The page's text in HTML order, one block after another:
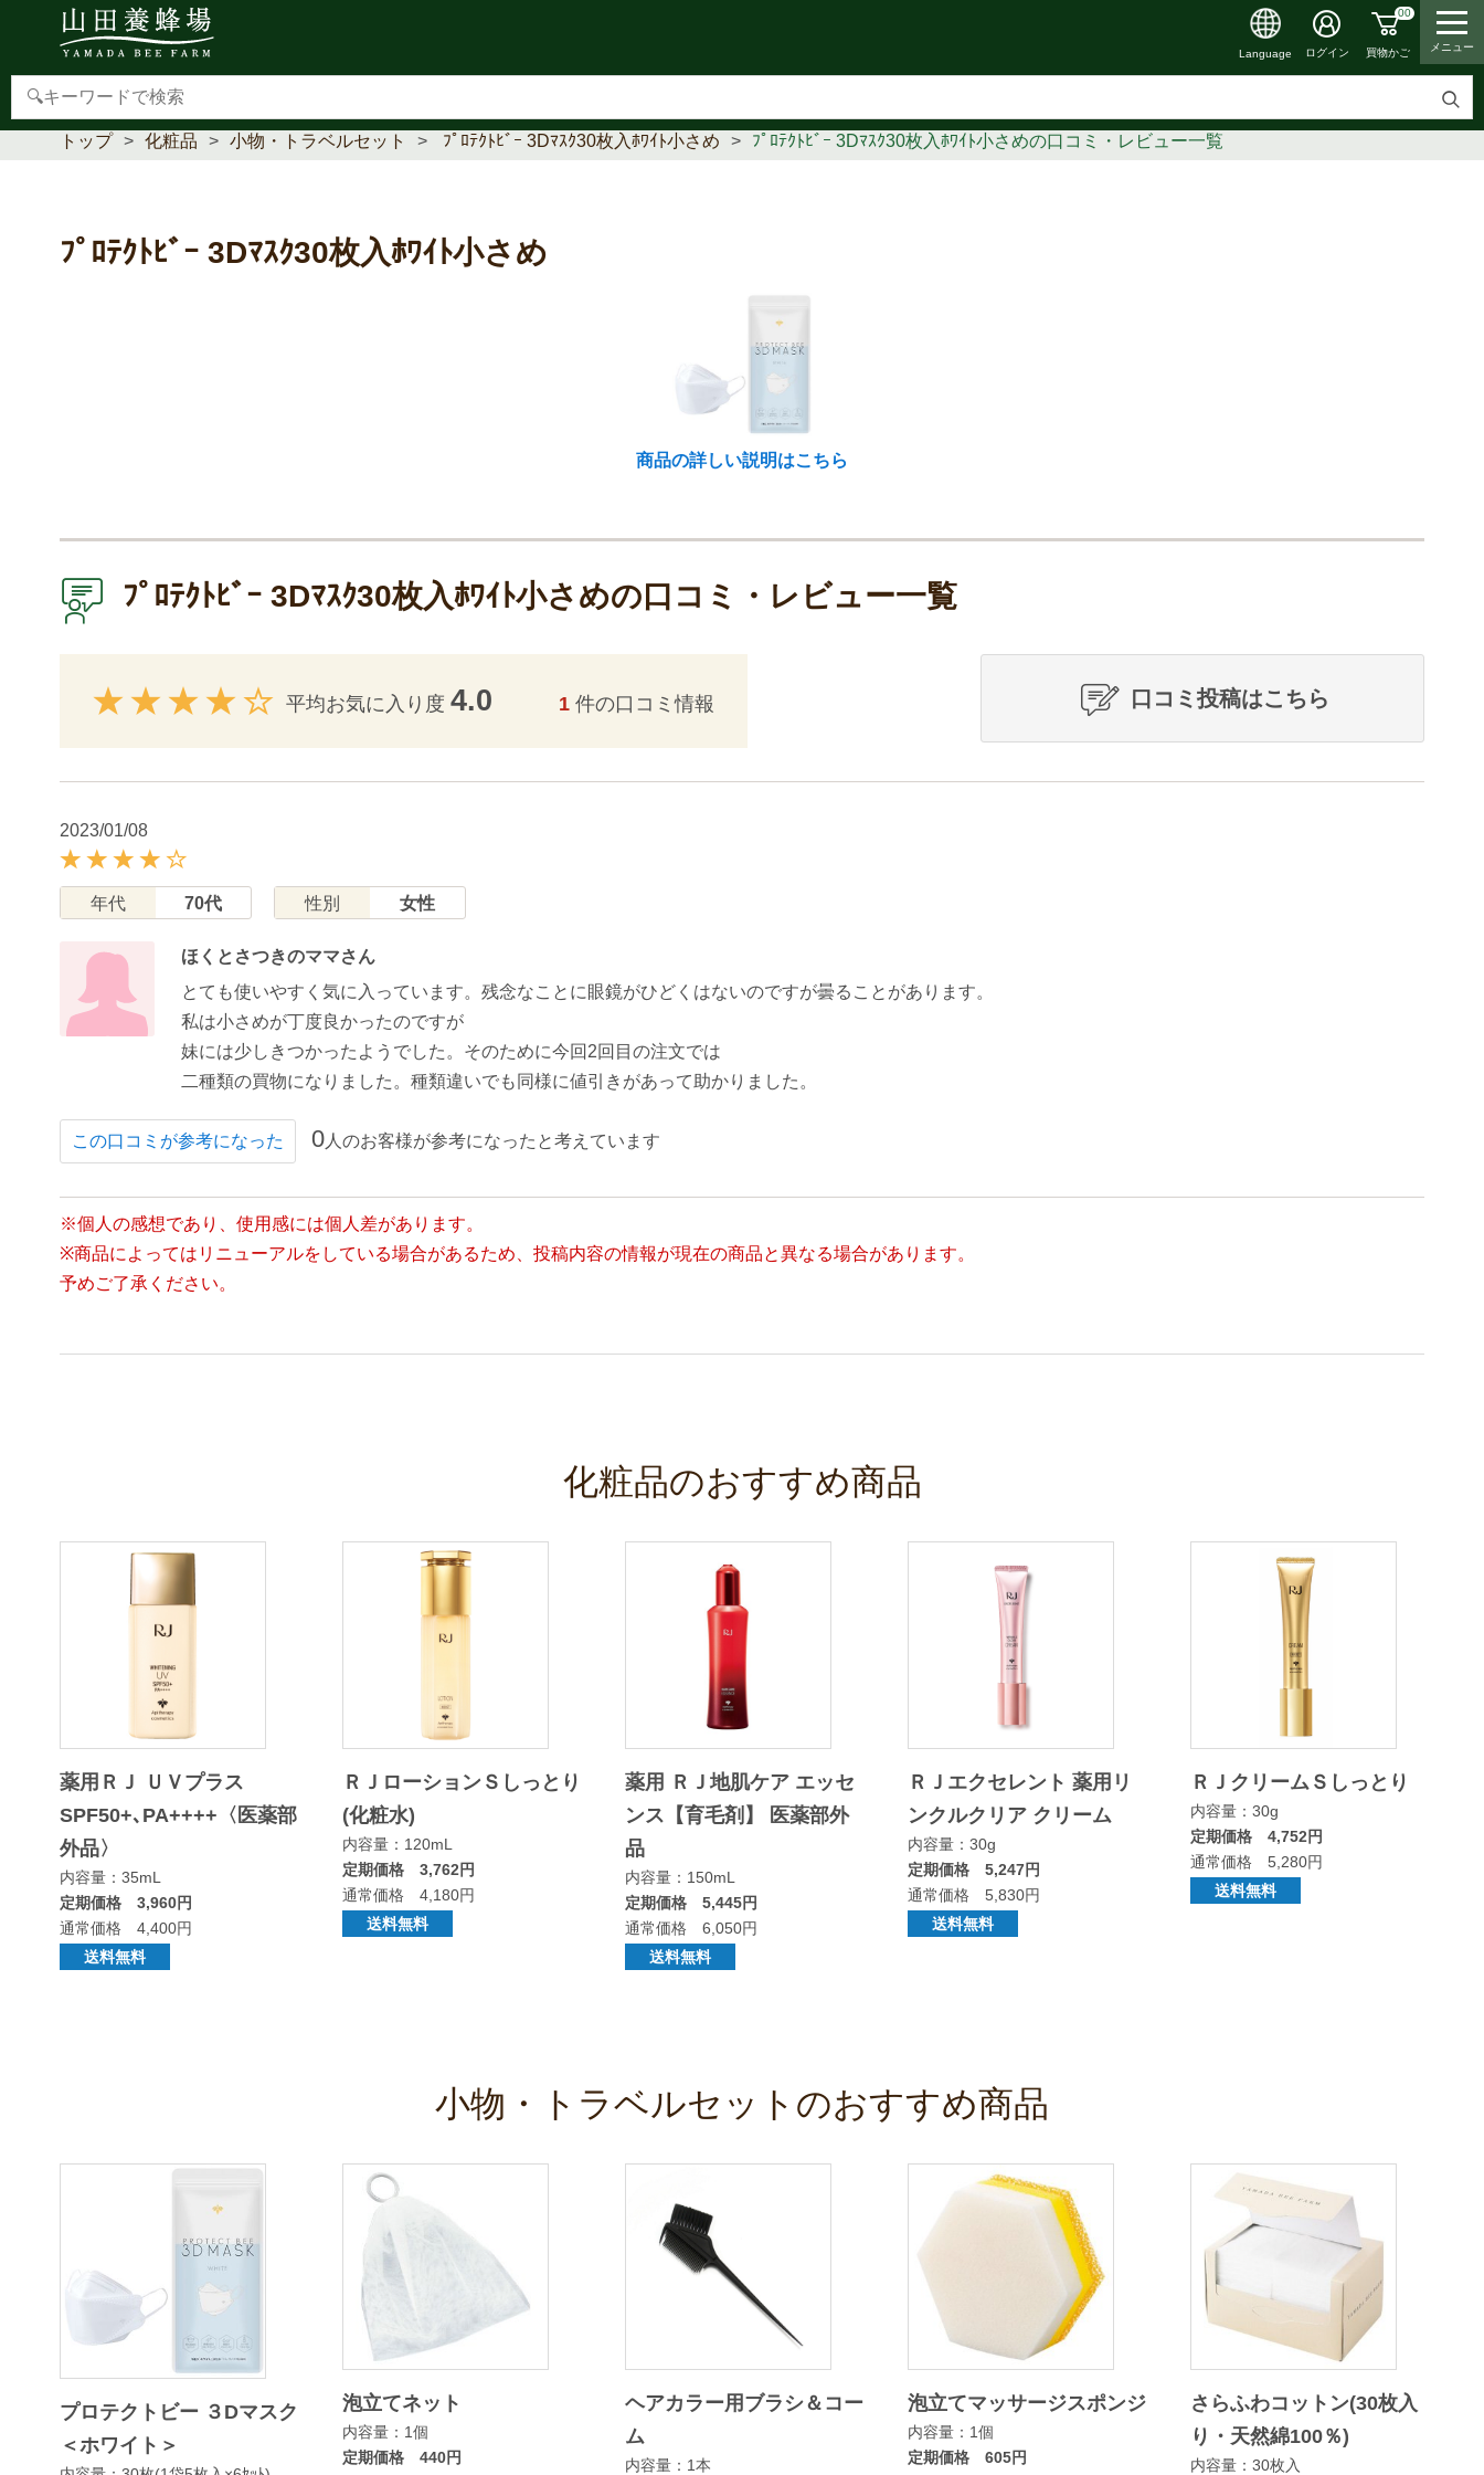
検
Language ログイン
00
買物かご メニュー
【重要】本人認証サービス(3Dセキュア2.0)導入のお知らせ
トップ 化粧品 小物・トラベルセット ﾌﾟﾛﾃｸﾄﾋﾞｰ 3Dﾏｽｸ30枚入ﾎﾜｲﾄ小さめ ﾌﾟﾛﾃｸﾄﾋﾞｰ 3Dﾏｽｸ30枚入ﾎﾜｲﾄ小さめの口コミ・レビュー一覧
ﾌﾟﾛﾃｸﾄﾋﾞｰ 3Dﾏｽｸ30枚入ﾎﾜｲﾄ小さめ
商品の詳しい説明はこちら
ﾌﾟﾛﾃｸﾄﾋﾞｰ 3Dﾏｽｸ30枚入ﾎﾜｲﾄ小さめの口コミ・レビュー一覧
口コミ投稿はこちら
平均お気に入り度 4.0 1 件の口コミ情報
2023/01/08
年代 70代 性別 女性
ほくとさつきのママさん
とても使いやすく気に入っています。残念なことに眼鏡がひどくはないのですが曇ることがあります。
私は小さめが丁度良かったのですが
妹には少しきつかったようでした。そのために今回2回目の注文では
二種類の買物になりました。種類違いでも同様に値引きがあって助かりました。
この口コミが参考になった 0人のお客様が参考になったと考えています
※個人の感想であり、使用感には個人差があります。
※商品によってはリニューアルをしている場合があるため、投稿内容の情報が現在の商品と異なる場合があります。
予めご了承ください。
化粧品のおすすめ商品
薬用ＲＪ ＵＶプラス
SPF50+､PA++++〈医薬部
外品〉
内容量：35mL
定期価格 3,960円
通常価格 4,400円
送料無料
ＲＪローションＳしっとり
(化粧水)
内容量：120mL
定期価格 3,762円
通常価格 4,180円
送料無料
薬用 ＲＪ地肌ケア エッセ
ンス【育毛剤】 医薬部外
品
内容量：150mL
定期価格 5,445円
通常価格 6,050円
送料無料
ＲＪエクセレント 薬用リ
ンクルクリア クリーム
内容量：30g
定期価格 5,247円
通常価格 5,830円
送料無料
ＲＪクリームＳしっとり
内容量：30g
定期価格 4,752円
通常価格 5,280円
送料無料
小物・トラベルセットのおすすめ商品
プロテクトビー ３Dマスク
＜ホワイト＞
泡立てネット
内容量：1個
定期価格 440円
ヘアカラー用ブラシ＆コー
ム
内容量：1本
泡立てマッサージスポンジ
内容量：1個
定期価格 605円
さらふわコットン(30枚入
り・天然綿100％)
内容量：30枚入